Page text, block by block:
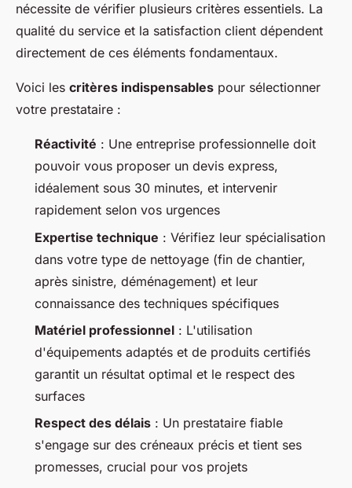
nécessite de vérifier plusieurs critères essentiels. La
qualité du service et la satisfaction client dépendent
directement de ces éléments fondamentaux.
Voici les critères indispensables pour sélectionner
votre prestataire :
Réactivité : Une entreprise professionnelle doit
pouvoir vous proposer un devis express,
idéalement sous 30 minutes, et intervenir
rapidement selon vos urgences
Expertise technique : Vérifiez leur spécialisation
dans votre type de nettoyage (fin de chantier,
après sinistre, déménagement) et leur
connaissance des techniques spécifiques
Matériel professionnel : L'utilisation
d'équipements adaptés et de produits certifiés
garantit un résultat optimal et le respect des
surfaces
Respect des délais : Un prestataire fiable
s'engage sur des créneaux précis et tient ses
promesses, crucial pour vos projets